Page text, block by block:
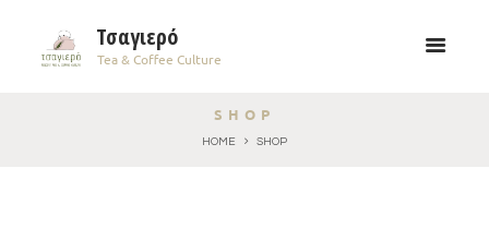
Τσαγιερό
Tea & Coffee Culture
SHOP
HOME SHOP